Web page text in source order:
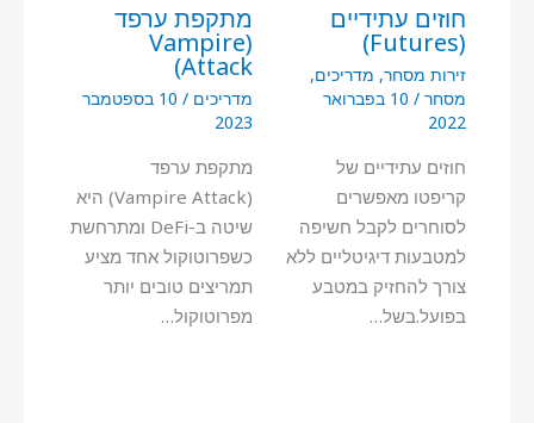
חוזים עתידיים
(Futures)
זירות מסחר, מדריכים,
מסחר /
10 בפברואר
2022
חוזים עתידיים של
קריפטו מאפשרים
לסוחרים לקבל חשיפה
למטבעות דיגיטליים ללא
צורך להחזיק במטבע
בפועל.בשל…
מתקפת ערפד
(Vampire
Attack)
מדריכים /
10 בספטמבר
2023
מתקפת ערפד
(Vampire Attack) היא
שיטה ב-DeFi ומתרחשת
כשפרוטוקול אחד מציע
תמריצים טובים יותר
מפרוטוקול…